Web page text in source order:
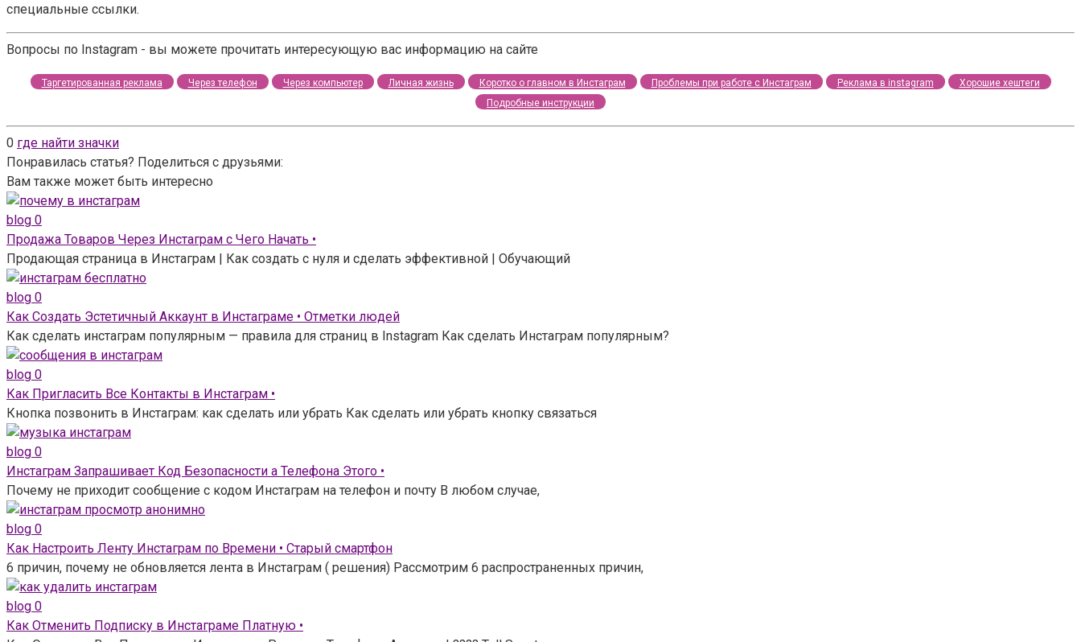
специальные ссылки.
Вопросы по Instagram - вы можете прочитать интересующую вас информацию на сайте
Таргетированная реклама Через телефон Через компьютер Личная жизнь Коротко о главном в Инстаграм Проблемы при работе с Инстаграм Реклама в instagram
Хорошие хештеги
Подробные инструкции
0 где найти значки
Понравилась статья? Поделиться с друзьями:
Вам также может быть интересно
blog 0
Продажа Товаров Через Инстаграм с Чего Начать •
Продающая страница в Инстаграм | Как создать с нуля и сделать эффективной | Обучающий
blog 0
Как Создать Эстетичный Аккаунт в Инстаграме • Отметки людей
Как сделать инстаграм популярным — правила для страниц в Instagram Как сделать Инстаграм популярным?
blog 0
Как Пригласить Все Контакты в Инстаграм •
Кнопка позвонить в Инстаграм: как сделать или убрать Как сделать или убрать кнопку связаться
blog 0
Инстаграм Запрашивает Код Безопасности а Телефона Этого •
Почему не приходит сообщение с кодом Инстаграм на телефон и почту В любом случае,
blog 0
Как Настроить Ленту Инстаграм по Времени • Старый смартфон
6 причин, почему не обновляется лента в Инстаграм ( решения) Рассмотрим 6 распространенных причин,
blog 0
Как Отменить Подписку в Инстаграме Платную •